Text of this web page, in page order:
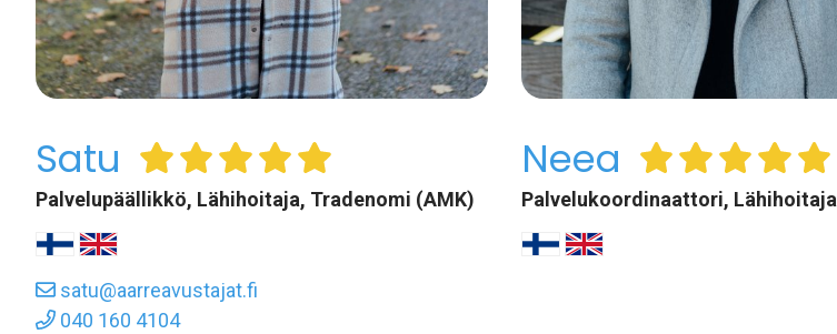
Satu
Palvelupäällikkö, Lähihoitaja, Tradenomi (AMK)
satu@aarreavustajat.fi
040 160 4104
Neea
Palvelukoordinaattori, Lähihoitaja